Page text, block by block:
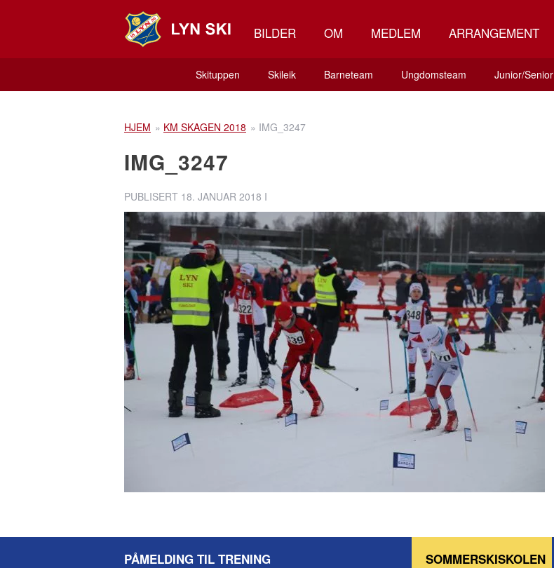
BILDER OM MEDLEM ARRANGEMENT
Skituppen Skileik Barneteam Ungdomsteam Junior/Senior
HJEM » KM SKAGEN 2018 » IMG_3247
IMG_3247
PUBLISERT 18. JANUAR 2018 I
PÅMELDING TIL TRENING SOMMERSKISKOLEN